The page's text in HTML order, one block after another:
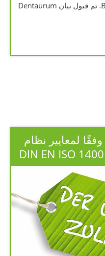
الألمانية للإدارة البيئة B.A.U.M. تم قبول بيان Dentaurum
اعتماد Dentaurum وفقًا لمعايير نظام